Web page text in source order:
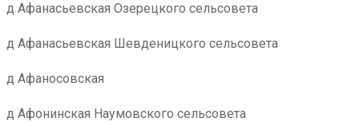
д Афанасьевская Озерецкого сельсовета
д Афанасьевская Шевденицкого сельсовета
д Афаносовская
д Афонинская Наумовского сельсовета